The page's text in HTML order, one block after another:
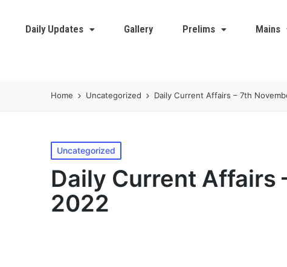
Daily Updates Gallery Prelims Mains
Home Uncategorized Daily Current Affairs – 7th
Uncategorized
Daily Current Affairs
2022